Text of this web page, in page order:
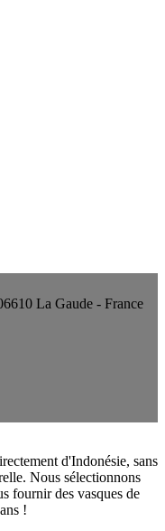
La Gaude - France
d'Indonésie, sans
Nous sélectionnons
fournir des vasques de
!